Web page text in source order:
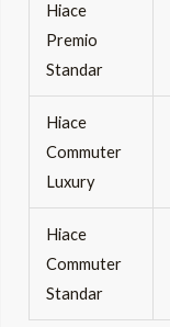
Hiace
Premio
Standar
Hiace
Commuter
Luxury
Hiace
Commuter
Standar